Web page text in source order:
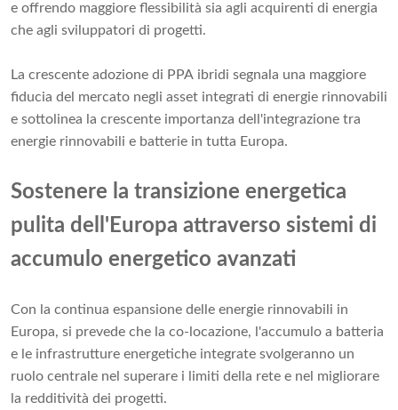
e offrendo maggiore flessibilità sia agli acquirenti di energia
che agli sviluppatori di progetti.
La crescente adozione di PPA ibridi segnala una maggiore
fiducia del mercato negli asset integrati di energie rinnovabili
e sottolinea la crescente importanza dell'integrazione tra
energie rinnovabili e batterie in tutta Europa.
Sostenere la transizione energetica
pulita dell'Europa attraverso sistemi di
accumulo energetico avanzati
Con la continua espansione delle energie rinnovabili in
Europa, si prevede che la co-locazione, l'accumulo a batteria
e le infrastrutture energetiche integrate svolgeranno un
ruolo centrale nel superare i limiti della rete e nel migliorare
la redditività dei progetti.